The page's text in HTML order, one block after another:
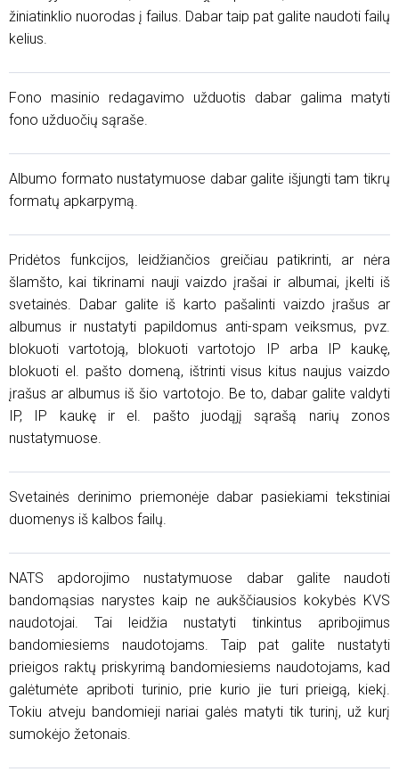
žiniatinklio nuorodas į failus. Dabar taip pat galite naudoti failų
kelius.
Fono masinio redagavimo užduotis dabar galima matyti
fono užduočių sąraše.
Albumo formato nustatymuose dabar galite išjungti tam tikrų
formatų apkarpymą.
Pridėtos funkcijos, leidžiančios greičiau patikrinti, ar nėra
šlamšto, kai tikrinami nauji vaizdo įrašai ir albumai, įkelti iš
svetainės. Dabar galite iš karto pašalinti vaizdo įrašus ar
albumus ir nustatyti papildomus anti-spam veiksmus, pvz.
blokuoti vartotoją, blokuoti vartotojo IP arba IP kaukę,
blokuoti el. pašto domeną, ištrinti visus kitus naujus vaizdo
įrašus ar albumus iš šio vartotojo. Be to, dabar galite valdyti
IP, IP kaukę ir el. pašto juodąjį sąrašą narių zonos
nustatymuose.
Svetainės derinimo priemonėje dabar pasiekiami tekstiniai
duomenys iš kalbos failų.
NATS apdorojimo nustatymuose dabar galite naudoti
bandomąsias narystes kaip ne aukščiausios kokybės KVS
naudotojai. Tai leidžia nustatyti tinkintus apribojimus
bandomiesiems naudotojams. Taip pat galite nustatyti
prieigos raktų priskyrimą bandomiesiems naudotojams, kad
galėtumėte apriboti turinio, prie kurio jie turi prieigą, kiekį.
Tokiu atveju bandomieji nariai galės matyti tik turinį, už kurį
sumokėjo žetonais.